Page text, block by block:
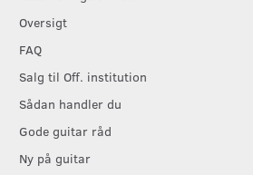
Oversigt
FAQ
Salg til Off. institution
Sådan handler du
Gode guitar råd
Ny på guitar